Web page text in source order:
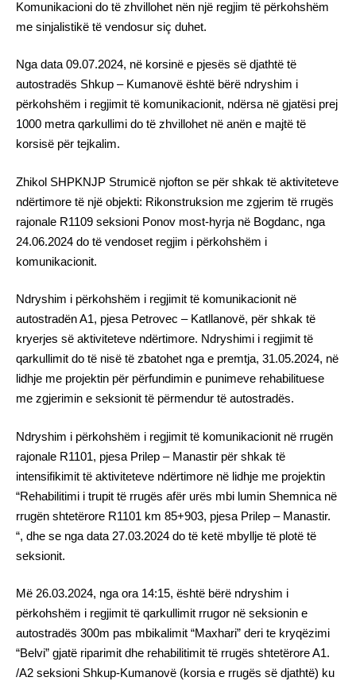
Komunikacioni do të zhvillohet nën një regjim të përkohshëm
me sinjalistikë të vendosur siç duhet.
Nga data 09.07.2024, në korsinë e pjesës së djathtë të
autostradës Shkup – Kumanovë është bërë ndryshim i
përkohshëm i regjimit të komunikacionit, ndërsa në gjatësi prej
1000 metra qarkullimi do të zhvillohet në anën e majtë të
korsisë për tejkalim.
Zhikol SHPKNJP Strumicë njofton se për shkak të aktiviteteve
ndërtimore të një objekti: Rikonstruksion me zgjerim të rrugës
rajonale R1109 seksioni Ponov most-hyrja në Bogdanc, nga
24.06.2024 do të vendoset regjim i përkohshëm i
komunikacionit.
Ndryshim i përkohshëm i regjimit të komunikacionit në
autostradën A1, pjesa Petrovec – Katllanovë, për shkak të
kryerjes së aktiviteteve ndërtimore. Ndryshimi i regjimit të
qarkullimit do të nisë të zbatohet nga e premtja, 31.05.2024, në
lidhje me projektin për përfundimin e punimeve rehabilituese
me zgjerimin e seksionit të përmendur të autostradës.
Ndryshim i përkohshëm i regjimit të komunikacionit në rrugën
rajonale R1101, pjesa Prilep – Manastir për shkak të
intensifikimit të aktiviteteve ndërtimore në lidhje me projektin
“Rehabilitimi i trupit të rrugës afër urës mbi lumin Shemnica në
rrugën shtetërore R1101 km 85+903, pjesa Prilep – Manastir.
“, dhe se nga data 27.03.2024 do të ketë mbyllje të plotë të
seksionit.
Më 26.03.2024, nga ora 14:15, është bërë ndryshim i
përkohshëm i regjimit të qarkullimit rrugor në seksionin e
autostradës 300m pas mbikalimit “Maxhari” deri te kryqëzimi
“Belvi” gjatë riparimit dhe rehabilitimit të rrugës shtetërore A1.
/A2 seksioni Shkup-Kumanovë (korsia e rrugës së djathtë) ku